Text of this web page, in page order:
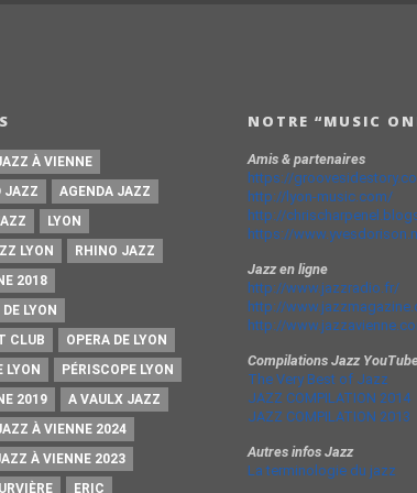
À VIENNE
JAZZ
AGENDA JAZZ
LYON
LYON
RHINO JAZZ
2018
LYON
CLUB
OPERA DE LYON
LYON
PÉRISCOPE LYON
2019
A VAULX JAZZ
À VIENNE 2024
À VIENNE 2023
ERIC
NOTRE “MUSIC
Amis & partenaires
https://
http://lyon-music.com/
http://
https://
Jazz en ligne
http://www.jazzradio.fr/
http://
http://
Compilations Jazz
The Very Best of Jazz
JAZZ COMPILATION 2014
JAZZ COMPILATION 2013
Autres infos Jazz
La terminologie du jazz